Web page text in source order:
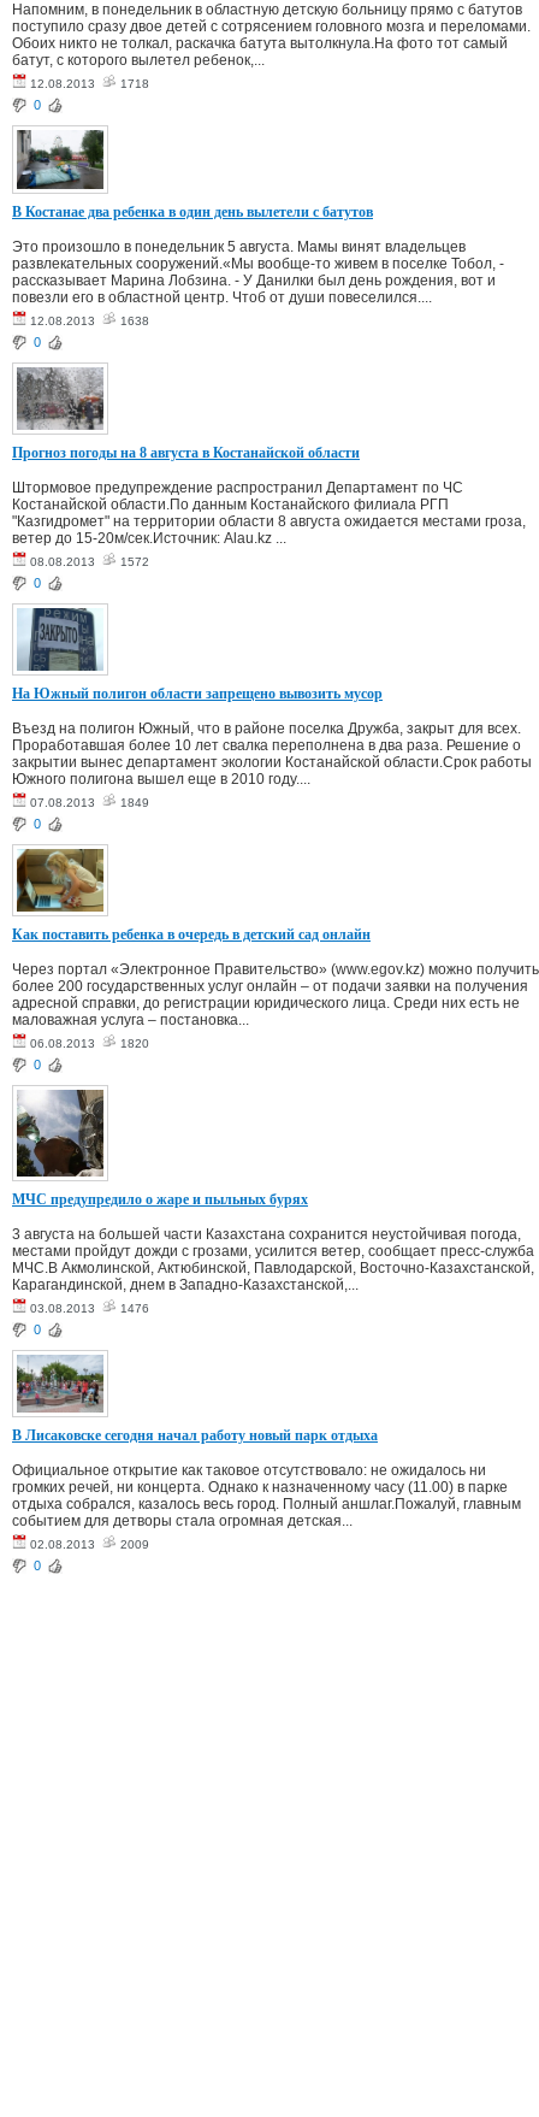
Напомним, в понедельник в областную детскую больницу прямо с батутов
поступило сразу двое детей с сотрясением головного мозга и переломами.
Обоих никто не толкал, раскачка батута вытолкнула.На фото тот самый
батут, с которого вылетел ребенок,...
12.08.2013 1718
0
В Костанае два ребенка в один день вылетели с батутов
Это произошло в понедельник 5 августа. Мамы винят владельцев
развлекательных сооружений.«Мы вообще-то живем в поселке Тобол, -
рассказывает Марина Лобзина. - У Данилки был день рождения, вот и
повезли его в областной центр. Чтоб от души повеселился....
12.08.2013 1638
0
Прогноз погоды на 8 августа в Костанайской области
Штормовое предупреждение распространил Департамент по ЧС
Костанайской области.По данным Костанайского филиала РГП
"Казгидромет" на территории области 8 августа ожидается местами гроза,
ветер до 15-20м/сек.Источник: Alau.kz ...
08.08.2013 1572
0
На Южный полигон области запрещено вывозить мусор
Въезд на полигон Южный, что в районе поселка Дружба, закрыт для всех.
Проработавшая более 10 лет свалка переполнена в два раза. Решение о
закрытии вынес департамент экологии Костанайской области.Срок работы
Южного полигона вышел еще в 2010 году....
07.08.2013 1849
0
Как поставить ребенка в очередь в детский сад онлайн
Через портал «Электронное Правительство» (www.egov.kz) можно получить
более 200 государственных услуг онлайн – от подачи заявки на получения
адресной справки, до регистрации юридического лица. Среди них есть не
маловажная услуга – постановка...
06.08.2013 1820
0
МЧС предупредило о жаре и пыльных бурях
3 августа на большей части Казахстана сохранится неустойчивая погода,
местами пройдут дожди с грозами, усилится ветер, сообщает пресс-служба
МЧС.В Акмолинской, Актюбинской, Павлодарской, Восточно-Казахстанской,
Карагандинской, днем в Западно-Казахстанской,...
03.08.2013 1476
0
В Лисаковске сегодня начал работу новый парк отдыха
Официальное открытие как таковое отсутствовало: не ожидалось ни
громких речей, ни концерта. Однако к назначенному часу (11.00) в парке
отдыха собрался, казалось весь город. Полный аншлаг.Пожалуй, главным
событием для детворы стала огромная детская...
02.08.2013 2009
0